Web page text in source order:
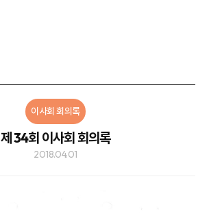
이사회 회의록
제 34회 이사회 회의록
2018.04.01